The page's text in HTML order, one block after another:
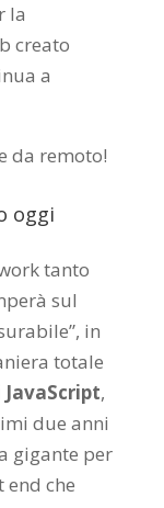
la
creato
a
da remoto!
oggi
tanto
sul
in
totale
,
due anni
gigante per
che